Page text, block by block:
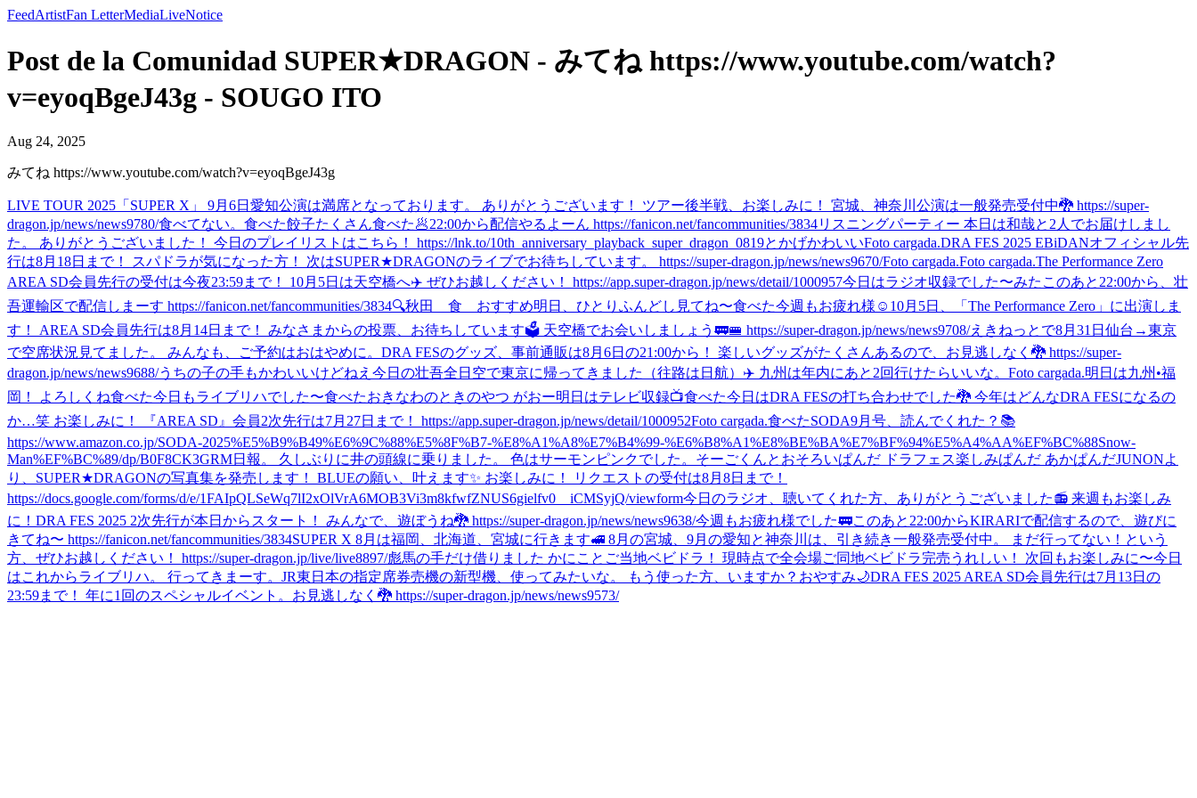
FeedArtistFan LetterMediaLiveNotice
Post de la Comunidad SUPER★DRAGON - みてね https://www.youtube.com/watch?
v=eyoqBgeJ43g - SOUGO ITO
Aug 24, 2025
みてね https://www.youtube.com/watch?v=eyoqBgeJ43g
LIVE TOUR 2025「SUPER X」 9月6日愛知公演は満席となっております。 ありがとうございます！ ツアー後半戦、お楽しみに！ 宮城、神奈川公演は一般発売受付中🐉 https://super-
dragon.jp/news/news9780/食べてない。 食べた餃子たくさん食べた🥟22:00から配信やるよーん https://fanicon.net/fancommunities/3834リスニングパーティー 本日は和哉と2人でお届けしまし
た。 ありがとうございました！ 今日のプレイリストはこちら！ https://lnk.to/10th_anniversary_playback_super_dragon_0819とかげかわいいFoto cargada.DRA FES 2025 EBiDANオフィシャル先
行は8月18日まで！ スパドラが気になった方！ 次はSUPER★DRAGONのライブでお待ちしています。 https://super-dragon.jp/news/news9670/Foto cargada.Foto cargada.The Performance Zero
AREA SD会員先行の受付は今夜23:59まで！ 10月5日は天空橋へ✈️ ぜひお越しください！ https://app.super-dragon.jp/news/detail/1000957今日はラジオ収録でした〜みた このあと22:00から、壮
吾運輸区で配信しまーす https://fanicon.net/fancommunities/3834🔍秋田 食 おすすめ明日、ひとりふんどし見てね〜食べた今週もお疲れ様☺️ 10月5日、「The Performance Zero」に出演しま
す！ AREA SD会員先行は8月14日まで！ みなさまからの投票、お待ちしています🗳️ 天空橋でお会いしましょう🚃🚝 https://super-dragon.jp/news/news9708/えきねっとで8月31日仙台→東京
で空席状況見てました。 みんなも、ご予約はおはやめに。 DRA FESのグッズ、事前通販は8月6日の21:00から！ 楽しいグッズがたくさんあるので、お見逃しなく🐉 https://super-
dragon.jp/news/news9688/うちの子の手もかわいいけどねえ 今日の壮吾全日空で東京に帰ってきました（往路は日航）✈️ 九州は年内にあと2回行けたらいいな。 Foto cargada.明日は九州•福
岡！ よろしくね食べた今日もライブリハでした〜食べたおきなわのときのやつ がおー明日はテレビ収録📺食べた今日はDRA FESの打ち合わせでした🐉 今年はどんなDRA FESになるの
か…笑 お楽しみに！ 『AREA SD』会員2次先行は7月27日まで！ https://app.super-dragon.jp/news/detail/1000952Foto cargada.食べたSODA9月号、読んでくれた？📚
https://www.amazon.co.jp/SODA-2025%E5%B9%B49%E6%9C%88%E5%8F%B7-%E8%A1%A8%E7%B4%99-%E6%B8%A1%E8%BE%BA%E7%BF%94%E5%A4%AA%EF%BC%88Snow-
Man%EF%BC%89/dp/B0F8CK3GRM日報。 久しぶりに井の頭線に乗りました。 色はサーモンピンクでした。 そーごくんとおそろいぱんだ ドラフェス楽しみぱんだ あかぱんだJUNONよ
り、SUPER★DRAGONの写真集を発売します！ BLUEの願い、叶えます✨ お楽しみに！ リクエストの受付は8月8日まで！
https://docs.google.com/forms/d/e/1FAIpQLSeWq7lI2xOlVrA6MOB3Vi3m8kfwfZNUS6gielfv0__iCMSyjQ/viewform今日のラジオ、聴いてくれた方、ありがとうございました📻 来週もお楽しみ
に！ DRA FES 2025 2次先行が本日からスタート！ みんなで、遊ぼうね🐉 https://super-dragon.jp/news/news9638/今週もお疲れ様でした🚃このあと22:00からKIRARIで配信するので、遊びに
きてね〜 https://fanicon.net/fancommunities/3834SUPER X 8月は福岡、北海道、宮城に行きます🚅 8月の宮城、9月の愛知と神奈川は、引き続き一般発売受付中。 まだ行ってない！という
方、ぜひお越しください！ https://super-dragon.jp/live/live8897/彪馬の手だけ借りました かにことご当地ベビドラ！ 現時点で全会場ご同地ベビドラ完売うれしい！ 次回もお楽しみに〜今日
はこれからライブリハ。 行ってきまーす。 JR東日本の指定席券売機の新型機、使ってみたいな。 もう使った方、いますか？ おやすみ🌙DRA FES 2025 AREA SD会員先行は7月13日の
23:59まで！ 年に1回のスペシャルイベント。お見逃しなく🐉 https://super-dragon.jp/news/news9573/